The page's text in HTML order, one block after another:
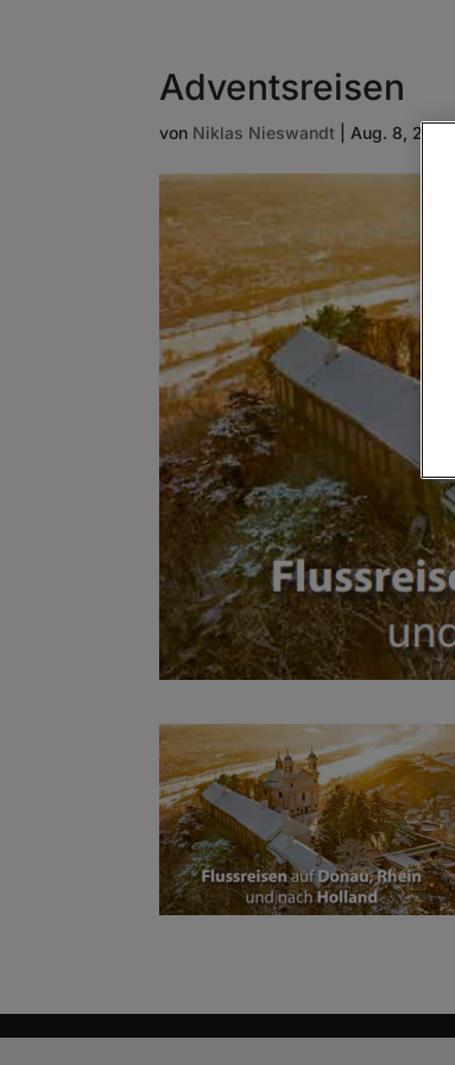
Adventsreisen
von Niklas Nieswandt Aug. 8, 2024